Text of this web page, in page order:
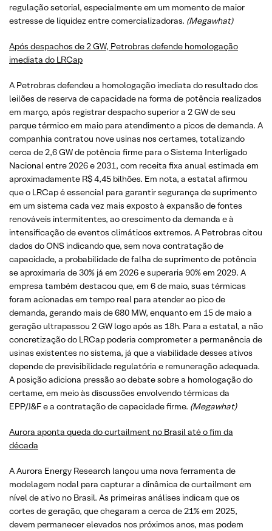
regulação setorial, especialmente em um momento de maior
estresse de liquidez entre comercializadoras. (Megawhat)
Após despachos de 2 GW, Petrobras defende homologação
imediata do LRCap
A Petrobras defendeu a homologação imediata do resultado dos
leilões de reserva de capacidade na forma de potência realizados
em março, após registrar despacho superior a 2 GW de seu
parque térmico em maio para atendimento a picos de demanda. A
companhia contratou nove usinas nos certames, totalizando
cerca de 2,6 GW de potência firme para o Sistema Interligado
Nacional entre 2026 e 2031, com receita fixa anual estimada em
aproximadamente R$ 4,45 bilhões. Em nota, a estatal afirmou
que o LRCap é essencial para garantir segurança de suprimento
em um sistema cada vez mais exposto à expansão de fontes
renováveis intermitentes, ao crescimento da demanda e à
intensificação de eventos climáticos extremos. A Petrobras citou
dados do ONS indicando que, sem nova contratação de
capacidade, a probabilidade de falha de suprimento de potência
se aproximaria de 30% já em 2026 e superaria 90% em 2029. A
empresa também destacou que, em 6 de maio, suas térmicas
foram acionadas em tempo real para atender ao pico de
demanda, gerando mais de 680 MW, enquanto em 15 de maio a
geração ultrapassou 2 GW logo após as 18h. Para a estatal, a não
concretização do LRCap poderia comprometer a permanência de
usinas existentes no sistema, já que a viabilidade desses ativos
depende de previsibilidade regulatória e remuneração adequada.
A posição adiciona pressão ao debate sobre a homologação do
certame, em meio às discussões envolvendo térmicas da
EPP/J&F e a contratação de capacidade firme. (Megawhat)
Aurora aponta queda do curtailment no Brasil até o fim da
década
A Aurora Energy Research lançou uma nova ferramenta de
modelagem nodal para capturar a dinâmica de curtailment em
nível de ativo no Brasil. As primeiras análises indicam que os
cortes de geração, que chegaram a cerca de 21% em 2025,
devem permanecer elevados nos próximos anos, mas podem